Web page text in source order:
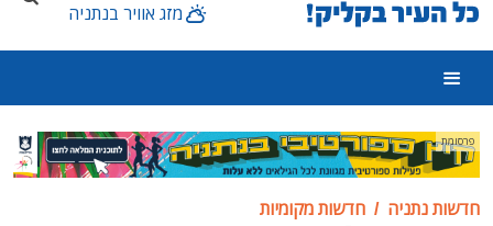
מזג אוויר בנתניה
פרסומת
חדשות נתניה חדשות מקומיות